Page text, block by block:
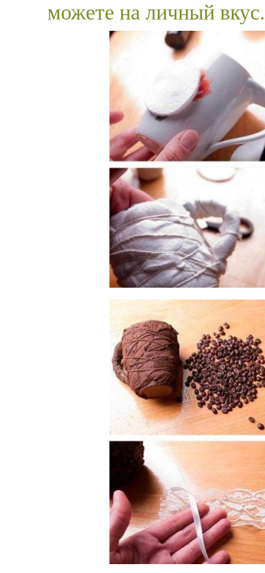
можете на личный вкус.